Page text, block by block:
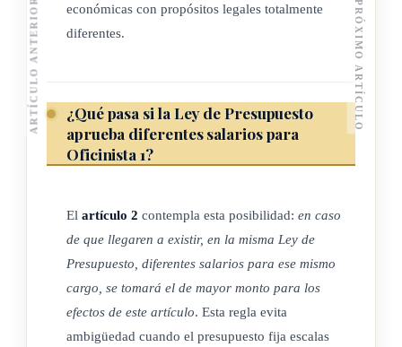
económicas con propósitos legales totalmente
diferentes.
¿Qué pasa si la Ley de Presupuesto
aprueba diferentes salarios para
Oficinista 1?
El artículo 2 contempla esta posibilidad: en caso
de que llegaren a existir, en la misma Ley de
Presupuesto, diferentes salarios para ese mismo
cargo, se tomará el de mayor monto para los
efectos de este artículo. Esta regla evita
ambigüedad cuando el presupuesto fija escalas
ARTÍCULO ANTERIOR PRÓXIMO ARTÍCULO